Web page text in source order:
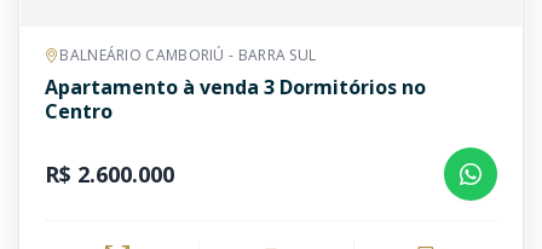
BALNEÁRIO CAMBORIÚ - BARRA SUL
Apartamento à venda 3 Dormitórios no
Centro
R$ 2.600.000